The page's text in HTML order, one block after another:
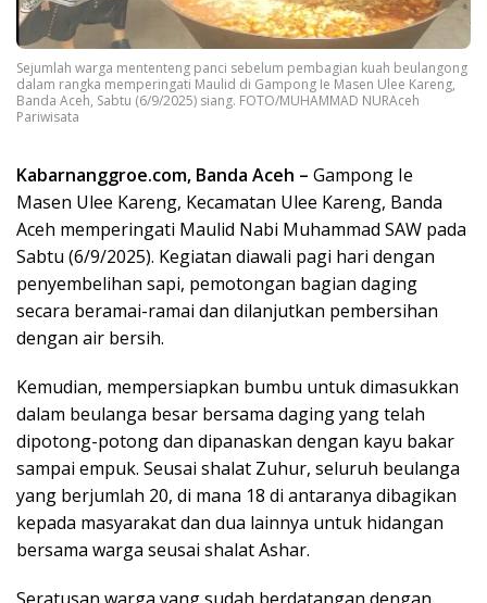
Sejumlah warga mententeng panci sebelum pembagian kuah beulangong
dalam rangka memperingati Maulid di Gampong Ie Masen Ulee Kareng,
Banda Aceh, Sabtu (6/9/2025) siang. FOTO/MUHAMMAD NURAceh
Pariwisata
Kabarnanggroe.com, Banda Aceh – Gampong Ie
Masen Ulee Kareng, Kecamatan Ulee Kareng, Banda
Aceh memperingati Maulid Nabi Muhammad SAW pada
Sabtu (6/9/2025). Kegiatan diawali pagi hari dengan
penyembelihan sapi, pemotongan bagian daging
secara beramai-ramai dan dilanjutkan pembersihan
dengan air bersih.
Kemudian, mempersiapkan bumbu untuk dimasukkan
dalam beulanga besar bersama daging yang telah
dipotong-potong dan dipanaskan dengan kayu bakar
sampai empuk. Seusai shalat Zuhur, seluruh beulanga
yang berjumlah 20, di mana 18 di antaranya dibagikan
kepada masyarakat dan dua lainnya untuk hidangan
bersama warga seusai shalat Ashar.
Seratusan warga yang sudah berdatangan dengan